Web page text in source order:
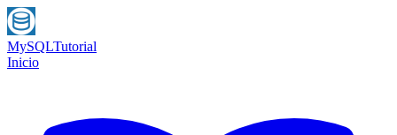
MySQLTutorial
Inicio